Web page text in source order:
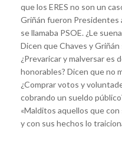
que los ERES no son un
Griñán fueron Presidentes
se llamaba PSOE. ¿Le
Dicen que Chaves y
¿Prevaricar y malversar es
honorables? Dicen que no
¿Comprar votos y
cobrando un sueldo
«Malditos aquellos que
y con sus hechos lo